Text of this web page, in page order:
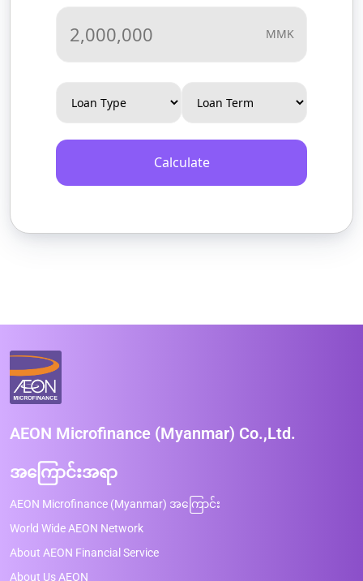
MMK
Calculate
AEON Microfinance (Myanmar) Co.,Ltd.
အကြောင်းအရာ
AEON Microfinance (Myanmar) အကြောင်း
World Wide AEON Network
About AEON Financial Service
About Us AEON